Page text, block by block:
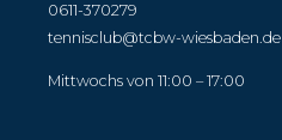
0611-370279
tennisclub@tcbw-wiesbaden.de
Mittwochs von 11:00 – 17:00